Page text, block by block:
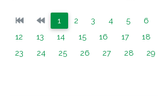
1 (current)
2(current)
3 (current)
4 (current)
5(current)
6
12 (current)
13(current)
14 (current)
15(current)
16 (current)
17(current)
18
23 (current)
24(current)
25(current)
26(current)
27(current)
28 29